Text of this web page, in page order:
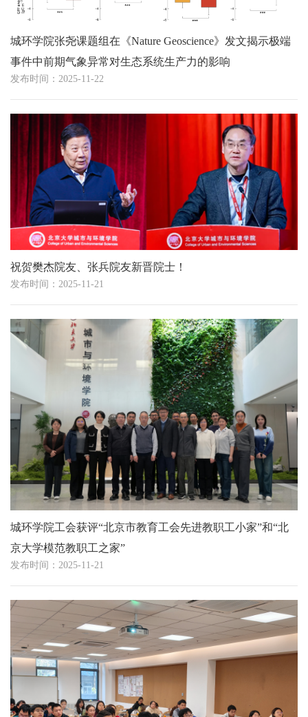
城环学院张尧课题组在《Nature Geoscience》发文揭示极端
事件中前期气象异常对生态系统生产力的影响
发布时间：2025-11-22
祝贺樊杰院友、张兵院友新晋院士！
发布时间：2025-11-21
城环学院工会获评“北京市教育工会先进教职工小家”和“北
京大学模范教职工之家”
发布时间：2025-11-21